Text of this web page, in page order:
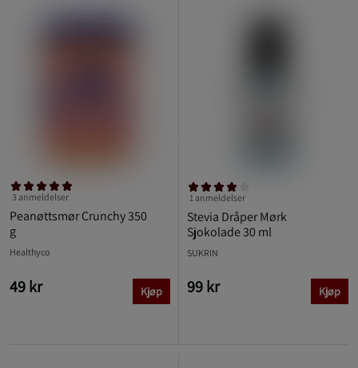
Peanøttsmør Crunchy 350
g
3 anmeldelser
Healthyco
49 kr Kjøp
Stevia Dråper Mørk
Sjokolade 30 ml
1 anmeldelser
SUKRIN
99 kr Kjøp